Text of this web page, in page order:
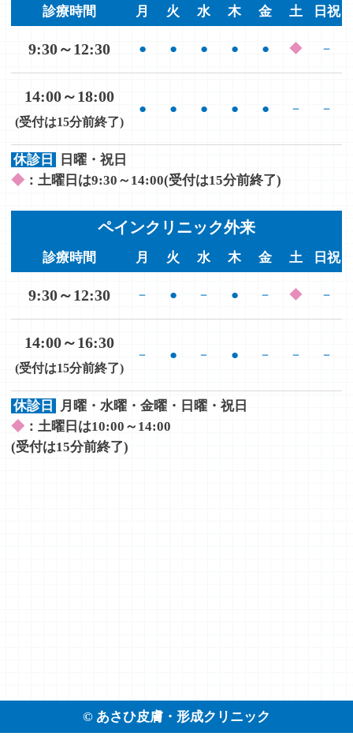
休診日
日曜・祝日
◆ ：土曜日は9:30～14:00(受付は15分前終了)
診療時間 月 火 水 木 金 土 日祝
9:30～12:30 ● ● ● ● ● ◆ －
14:00～18:00
(受付は15分前終了)
● ● ● ● ● － －
ペインクリニック外来
休診日
月曜・水曜・金曜・日曜・祝日
◆ ：土曜日は10:00～14:00
(受付は15分前終了)
診療時間 月 火 水 木 金 土 日祝
9:30～12:30 － ● － ● － ◆ －
14:00～16:30
(受付は15分前終了)
－ ● － ● － － －
© あさひ皮膚・形成クリニック